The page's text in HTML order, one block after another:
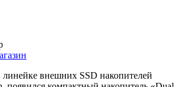
внешних SSD накопителей